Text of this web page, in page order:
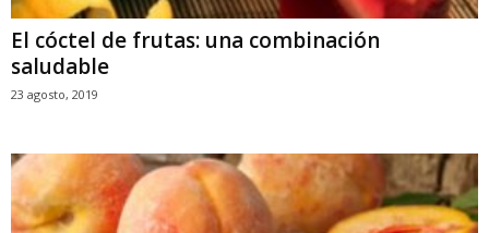
El cóctel de frutas: una combinación
saludable
23 agosto, 2019